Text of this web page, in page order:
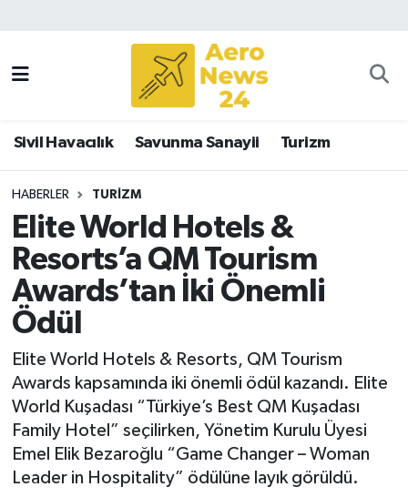
Sivil Havacılık Savunma Sanayii Turizm
HABERLER TURIZM
Elite World Hotels &
Resorts’a QM Tourism
Awards’tan İki Önemli
Ödül
Elite World Hotels & Resorts, QM Tourism
Awards kapsamında iki önemli ödül kazandı. Elite
World Kuşadası “Türkiye’s Best QM Kuşadası
Family Hotel” seçilirken, Yönetim Kurulu Üyesi
Emel Elik Bezaroğlu “Game Changer – Woman
Leader in Hospitality” ödülüne layık görüldü.